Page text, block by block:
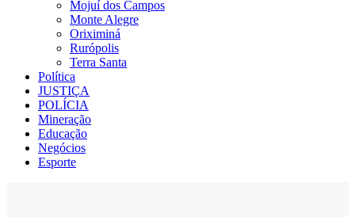
Mojuí dos Campos
Monte Alegre
Oriximiná
Rurópolis
Terra Santa
Política
JUSTIÇA
POLÍCIA
Mineração
Educação
Negócios
Esporte